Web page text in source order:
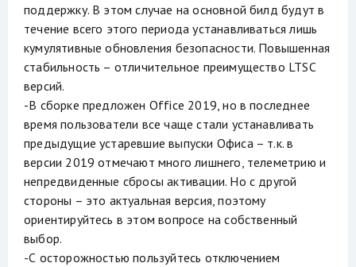
поддержку. В этом случае на основной билд будут в
течение всего этого периода устанавливаться лишь
кумулятивные обновления безопасности. Повышенная
стабильность – отличительное преимущество LTSC
версий.
-В сборке предложен Office 2019, но в последнее
время пользователи все чаще стали устанавливать
предыдущие устаревшие выпуски Офиса – т.к. в
версии 2019 отмечают много лишнего, телеметрию и
непредвиденные сбросы активации. Но с другой
стороны – это актуальная версия, поэтому
ориентируйтесь в этом вопросе на собственный
выбор.
-С осторожностью пользуйтесь отключением